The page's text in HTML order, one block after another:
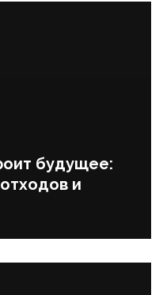
будущее:
и